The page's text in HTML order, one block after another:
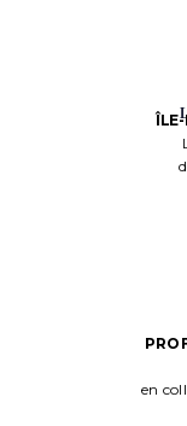
ÎLE-
en